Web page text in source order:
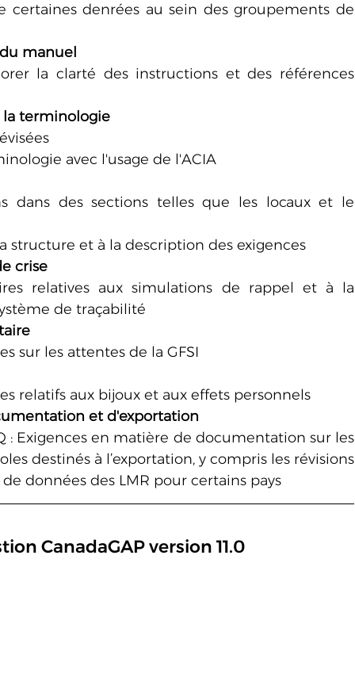
certaines denrées au sein des groupements de
manuel
la clarté des instructions et des références
la terminologie
avec l'usage de l'ACIA
dans des sections telles que les locaux et le
structure et à la description des exigences
crise
relatives aux simulations de rappel et à la
de traçabilité
sur les attentes de la GFSI
relatifs aux bijoux et aux effets personnels
et d'exportation
: Exigences en matière de documentation sur les
destinés à l’exportation, y compris les révisions
données des LMR pour certains pays
CanadaGAP version 11.0